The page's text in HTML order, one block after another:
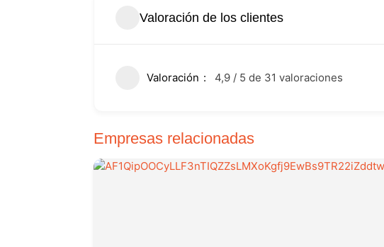
Valoración de los clientes
Valoración 4,9 / 5 de 31 valoraciones
Empresas relacionadas